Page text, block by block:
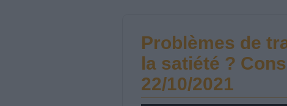
Problèmes de
la satiété ?
22/10/2021